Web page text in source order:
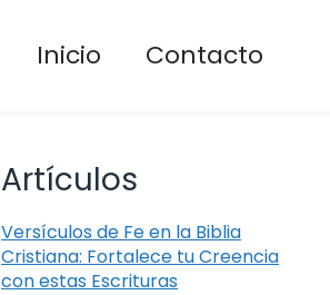
Inicio Contacto
Artículos
Versículos de Fe en la Biblia
Cristiana: Fortalece tu Creencia
con estas Escrituras